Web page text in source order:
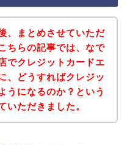
、まとめさせていただ
ちらの記事では、なで
でクレジットカードエ
、どうすればクレジッ
うになるのか？という
いただきました。